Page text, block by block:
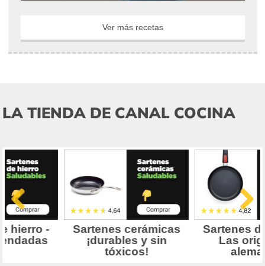
Ver más recetas
LA TIENDA DE CANAL COCINA